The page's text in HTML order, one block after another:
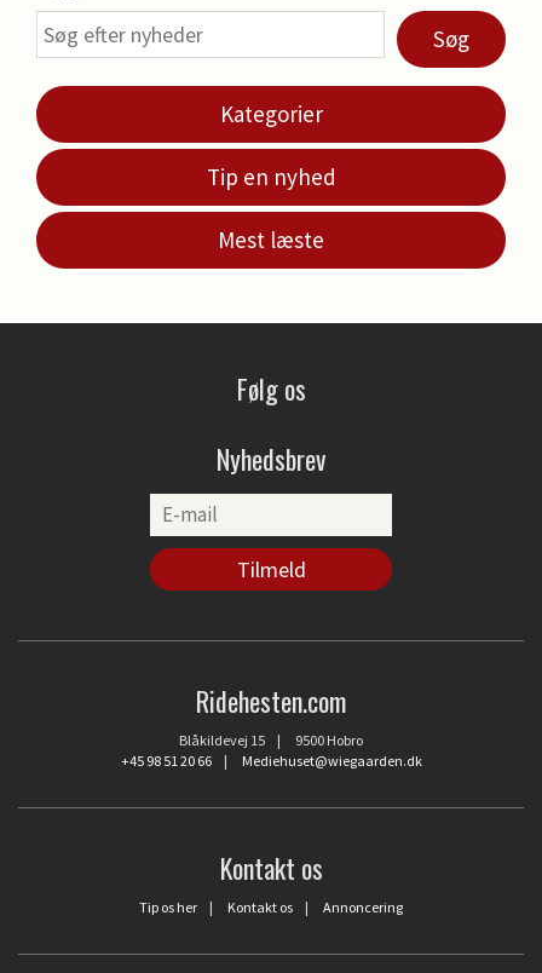
Søg
Kategorier
Tip en nyhed
Mest læste
Følg os
Nyhedsbrev
Ridehesten.com
Blåkildevej 15 | 9500 Hobro
+45 98 51 20 66| Mediehuset@wiegaarden.dk
Kontakt os
Tip os her | Kontakt os | Annoncering